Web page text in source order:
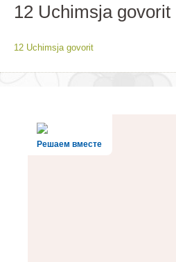
12 Uchimsja govorit
12 Uchimsja govorit
Решаем вместе